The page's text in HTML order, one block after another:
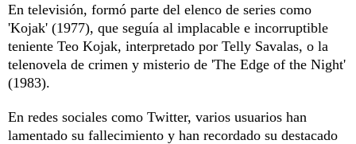
En televisión, formó parte del elenco de series como
'Kojak' (1977), que seguía al implacable e incorruptible
teniente Teo Kojak, interpretado por Telly Savalas, o la
telenovela de crimen y misterio de 'The Edge of the Night'
(1983).
En redes sociales como Twitter, varios usuarios han
lamentado su fallecimiento y han recordado su destacado